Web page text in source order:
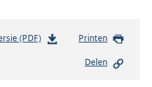
(PDF)b
Printen
Delen